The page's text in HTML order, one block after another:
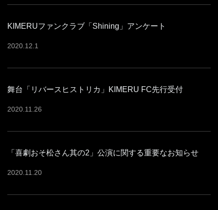
KIMERUファンクラブ「Shining」アンケート
2020 12 1
舞台「リバースヒストリカ」KIMERU FC先行受付
2020 11 26
「喜劇おそ松さん其の2」公演に関する重要なお知らせ
2020 11 20